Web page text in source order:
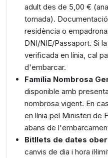
adult des de 5,00 €
tornada).
residència o
DNI/NIE/Passaport. Si
verificada en línia, cal
d'embarcar.
Família Nombrosa
disponible amb
nombrosa vigent. En
en línia pel Ministeri de
abans de
Bitllets de dates
canvis de dia i hora